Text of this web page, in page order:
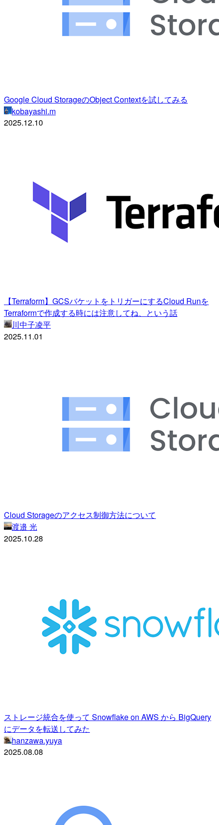
Google Cloud StorageのObject Contextを試してみる
kobayashi.m
2025.12.10
【Terraform】GCSバケットをトリガーにするCloud Runを
Terraformで作成する時には注意してね、という話
川中子凌平
2025.11.01
Cloud Storageのアクセス制御方法について
渡邉 光
2025.10.28
ストレージ統合を使って Snowflake on AWS から BigQuery
にデータを転送してみた
hanzawa.yuya
2025.08.08